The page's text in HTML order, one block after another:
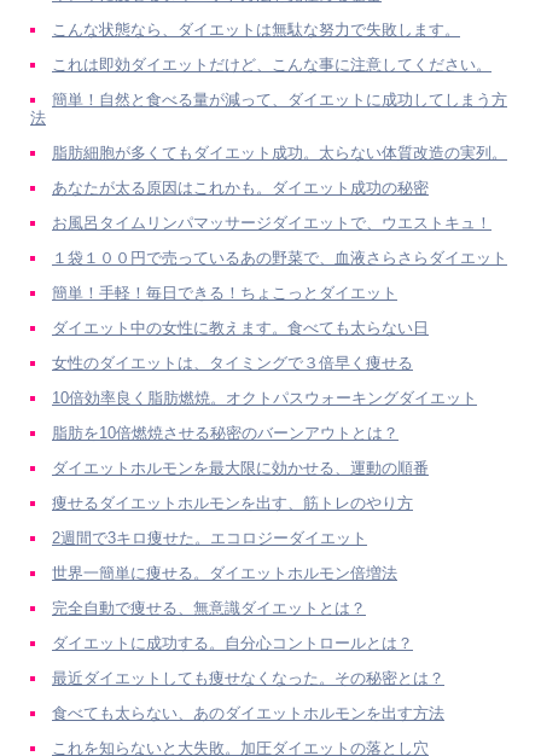
こんな状態なら、ダイエットは無駄な努力で失敗します。
これは即効ダイエットだけど、こんな事に注意してください。
簡単！自然と食べる量が減って、ダイエットに成功してしまう方
法
脂肪細胞が多くてもダイエット成功。太らない体質改造の実列。
あなたが太る原因はこれかも。ダイエット成功の秘密
お風呂タイムリンパマッサージダイエットで、ウエストキュ！
１袋１００円で売っているあの野菜で、血液さらさらダイエット
簡単！手軽！毎日できる！ちょこっとダイエット
ダイエット中の女性に教えます。食べても太らない日
女性のダイエットは、タイミングで３倍早く痩せる
10倍効率良く脂肪燃焼。オクトパスウォーキングダイエット
脂肪を10倍燃焼させる秘密のバーンアウトとは？
ダイエットホルモンを最大限に効かせる、運動の順番
痩せるダイエットホルモンを出す、筋トレのやり方
2週間で3キロ痩せた。エコロジーダイエット
世界一簡単に痩せる。ダイエットホルモン倍増法
完全自動で痩せる、無意識ダイエットとは？
ダイエットに成功する。自分心コントロールとは？
最近ダイエットしても痩せなくなった。その秘密とは？
食べても太らない、あのダイエットホルモンを出す方法
これを知らないと大失敗。加圧ダイエットの落とし穴